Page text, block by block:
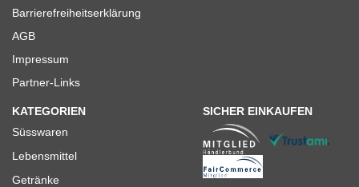
Barrierefreiheitserklärung
AGB
Impressum
Partner-Links
KATEGORIEN
Süsswaren
Lebensmittel
Getränke
SICHER EINKAUFEN